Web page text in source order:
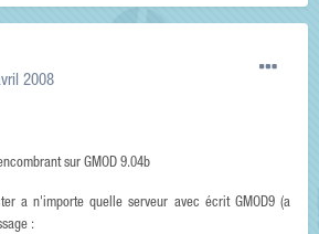
2008
sur GMOD 9.04b
a n'importe quelle serveur avec écrit GMOD9 (a
: